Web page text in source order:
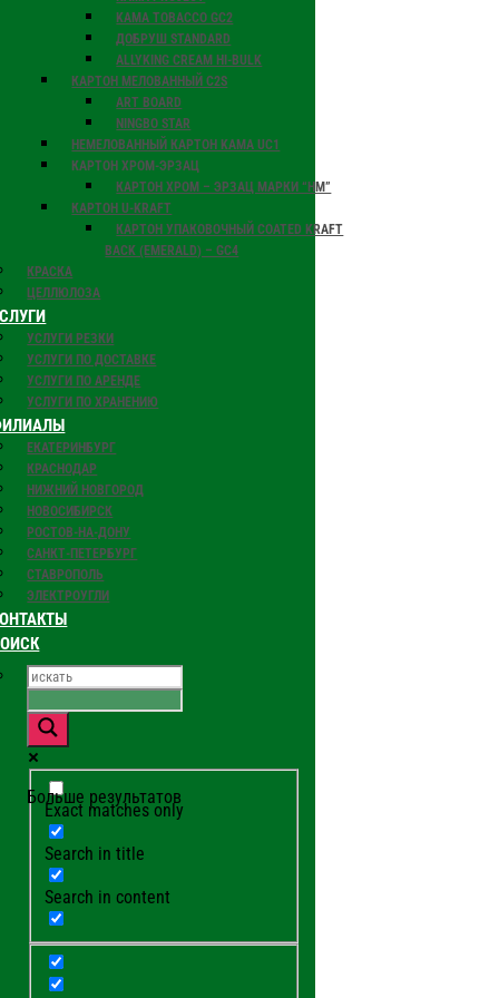
KAMA TOBACCO GС2
ДОБРУШ STANDARD
ALLYKING CREAM HI-BULK
КАРТОН МЕЛОВАННЫЙ C2S
ART BOARD
NINGBO STAR
НЕМЕЛОВАННЫЙ КАРТОН KAMA UC1
КАРТОН ХРОМ-ЭРЗАЦ
КАРТОН ХРОМ – ЭРЗАЦ МАРКИ “НМ”
КАРТОН U-KRAFT
КАРТОН УПАКОВОЧНЫЙ COATED KRAFT
BACK (EMERALD) – GC4
КРАСКА
ЦЕЛЛЮЛОЗА
УСЛУГИ РЕЗКИ
УСЛУГИ ПО ДОСТАВКЕ
УСЛУГИ ПО АРЕНДЕ
УСЛУГИ ПО ХРАНЕНИЮ
ЕКАТЕРИНБУРГ
КРАСНОДАР
НИЖНИЙ НОВГОРОД
НОВОСИБИРСК
РОСТОВ-НА-ДОНУ
САНКТ-ПЕТЕРБУРГ
СТАВРОПОЛЬ
ЭЛЕКТРОУГЛИ
Больше результатов
Exact matches only
Search in title
Search in content